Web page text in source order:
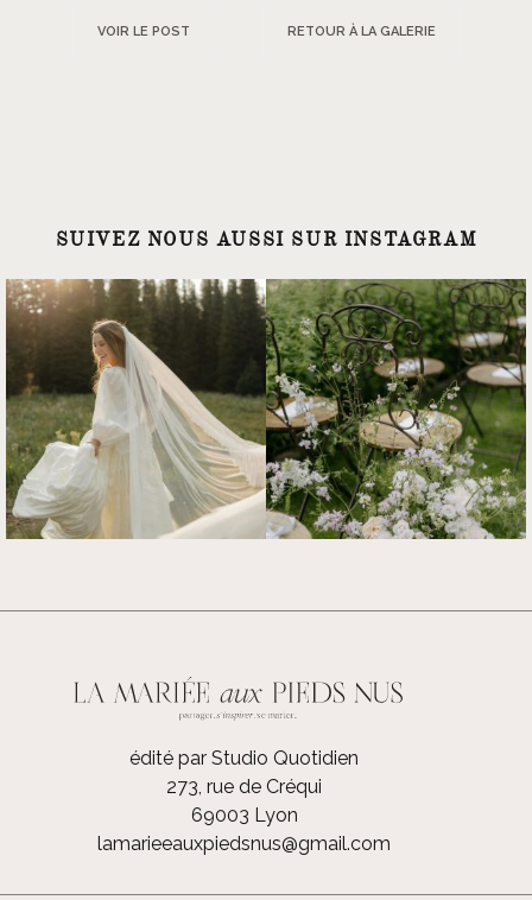
VOIR LE POST RETOUR À LA GALERIE
SUIVEZ NOUS AUSSI SUR INSTAGRAM
édité par Studio Quotidien
273, rue de Créqui
69003 Lyon
lamarieeauxpiedsnus@gmail.com